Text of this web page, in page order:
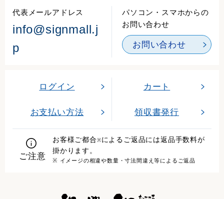
代表メールアドレス
info@signmall.j
p
パソコン・スマホからの
お問い合わせ
お問い合わせ
ログイン カート
お支払い方法 領収書発行
ご注意
お客様ご都合※によるご返品には返品手数料が
掛かります。
※ イメージの相違や数量・寸法間違え等によるご返品